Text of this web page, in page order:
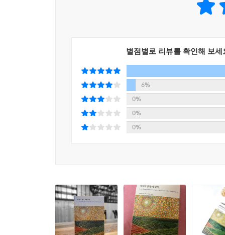
오직 남을 희생시키고 남에게서 빼앗은 것을 소
동지여, 사람들이 너에게 제안하는 삶을 그대로
다른 사람들의 삶이다. 미래의 어떤 다른 삶이 이
지 마라. 삶의 거의 모든 고통을 책임지는 자는
이지 않을 것이다.
오랫동안 젊은 세대들에게 막대한 영향을 끼치며
ㅡ217면
『새 양식』은 『지상의 양식』을 발표한 지
해방과 탈주, 행복할 권리와 사랑을 역설하지
주체하지 못하는 젊은 영혼이 아니라 고난과
시간의 변화와 숙고를 담아 이 책이 탄생한다. 그
그대로 수락〉하지 말고, 〈삶이 더 아름다울 수
있음을 깨닫게 해준다.
별점별로 리뷰를 확인해 보세
6%
0%
0%
0%